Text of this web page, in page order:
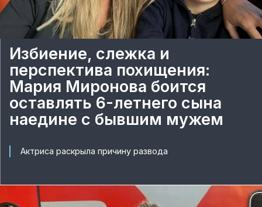
Избиение, слежка и
перспектива похищения:
Мария Миронова боится
оставлять 6-летнего сына
наедине с бывшим мужем
Актриса раскрыла причину развода